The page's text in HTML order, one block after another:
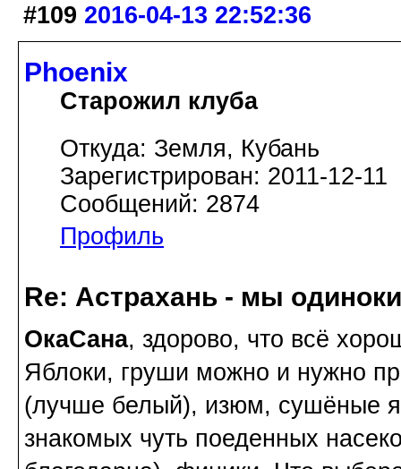
#109 2016-04-13 22:52:36
Phoenix
Старожил клуба
Откуда: Земля, Кубань
Зарегистрирован: 2011-12-11
Сообщений: 2874
Профиль
Re: Астрахань - мы
ОкаСана, здорово, что всё
Яблоки, груши можно и нужно
(лучше белый), изюм, сушёные
знакомых чуть поеденных